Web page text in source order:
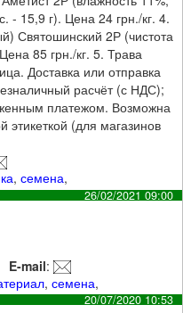
- 15,9 г). Цена 24 грн./кг. 4.
Святошинский 2Р (чистота
85 грн./кг. 5. Трава
Доставка или отправка
расчёт (с НДС);
платежом. Возможна
(для магазинов
,семена,
26/02/2021 09:00
E-mail:
,семена,
20/07/2020 10:53